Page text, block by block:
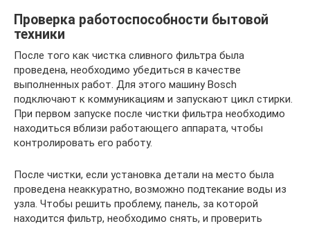
Проверка работоспособности бытовой
техники
После того как чистка сливного фильтра была
проведена, необходимо убедиться в качестве
выполненных работ. Для этого машину Bosch
подключают к коммуникациям и запускают цикл стирки.
При первом запуске после чистки фильтра необходимо
находиться вблизи работающего аппарата, чтобы
контролировать его работу.
После чистки, если установка детали на место была
проведена неаккуратно, возможно подтекание воды из
узла. Чтобы решить проблему, панель, за которой
находится фильтр, необходимо снять, и проверить